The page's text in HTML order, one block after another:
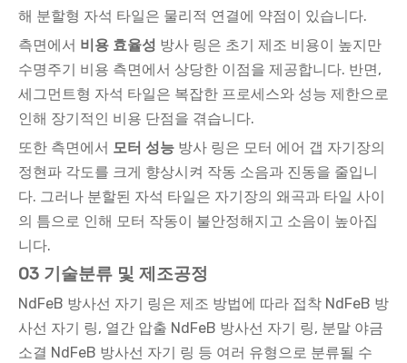
해 분할형 자석 타일은 물리적 연결에 약점이 있습니다.
측면에서 비용 효율성 방사 링은 초기 제조 비용이 높지만
수명주기 비용 측면에서 상당한 이점을 제공합니다. 반면,
세그먼트형 자석 타일은 복잡한 프로세스와 성능 제한으로
인해 장기적인 비용 단점을 겪습니다.
또한 측면에서 모터 성능 방사 링은 모터 에어 갭 자기장의
정현파 각도를 크게 향상시켜 작동 소음과 진동을 줄입니
다. 그러나 분할된 자석 타일은 자기장의 왜곡과 타일 사이
의 틈으로 인해 모터 작동이 불안정해지고 소음이 높아집
니다.
03 기술분류 및 제조공정
NdFeB 방사선 자기 링은 제조 방법에 따라 접착 NdFeB 방
사선 자기 링, 열간 압출 NdFeB 방사선 자기 링, 분말 야금
소결 NdFeB 방사선 자기 링 등 여러 유형으로 분류될 수